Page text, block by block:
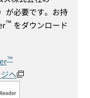
が必要です。お持
™ をダウンロード
™
へ